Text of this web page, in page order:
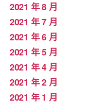
2021 年 8 月
2021 年 7 月
2021 年 6 月
2021 年 5 月
2021 年 4 月
2021 年 2 月
2021 年 1 月